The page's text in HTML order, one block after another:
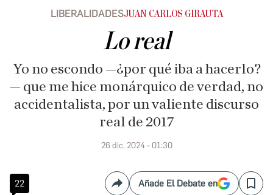
LIBERALIDADESJUAN CARLOS GIRAUTA
Lo real
Yo no escondo —¿por qué iba a hacerlo?
— que me hice monárquico de verdad, no
accidentalista, por un valiente discurso
real de 2017
26 dic. 2024 - 01:30
22 CompartirAñade El Debate en Save